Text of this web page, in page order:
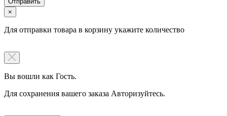
×
Для отправки товара в корзину укажите количество
Вы вошли как Гость.
Для сохранения вашего заказа Авторизуйтесь.